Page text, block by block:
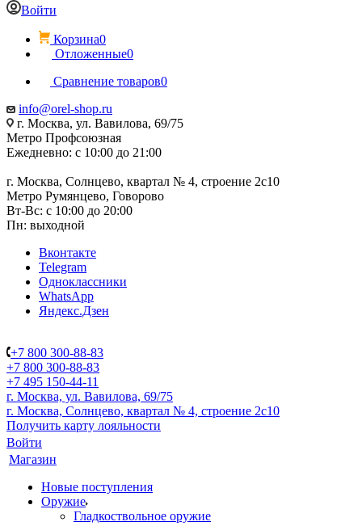
Войти
Корзина0
Отложенные0
Сравнение товаров0
info@orel-shop.ru
г. Москва, ул. Вавилова, 69/75
Метро Профсоюзная
Ежедневно: с 10:00 до 21:00
г. Москва, Солнцево, квартал № 4, строение 2с10
Метро Румянцево, Говорово
Вт-Вс: с 10:00 до 20:00
Пн: выходной
Вконтакте
Telegram
Одноклассники
WhatsApp
Яндекс.Дзен
+7 800 300-88-83
+7 800 300-88-83
+7 495 150-44-11
г. Москва, ул. Вавилова, 69/75
г. Москва, Солнцево, квартал № 4, строение 2с10
Получить карту лояльности
Войти
Магазин
Новые поступления
Оружие
Гладкоствольное оружие